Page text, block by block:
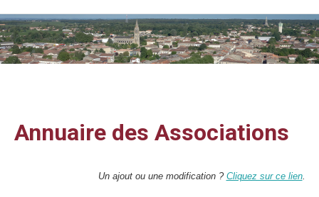
Vous êtes ici :
Annuaire des Associations
Un ajout ou une modification ? Cliquez sur ce lien.